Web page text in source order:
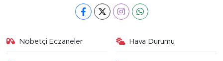
Nöbetçi Eczaneler Hava Durumu